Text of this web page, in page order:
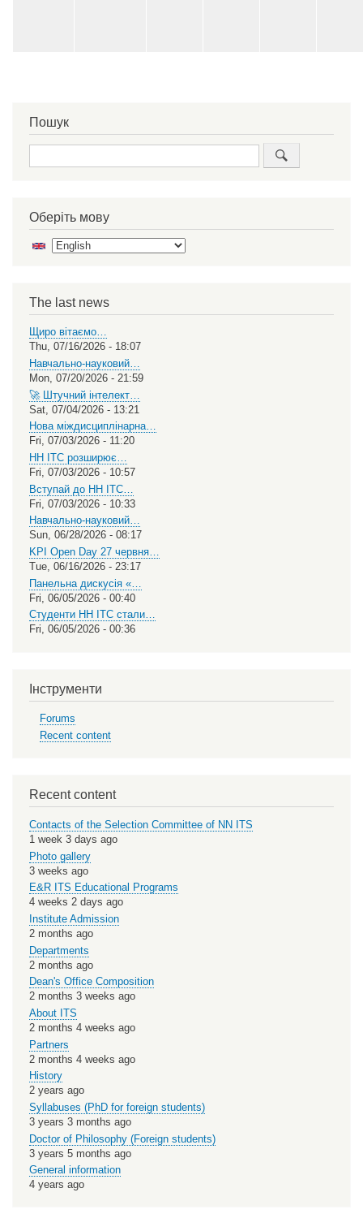
Пошук
Оберіть мову
The last news
Щиро вітаємо…
Thu, 07/16/2026 - 18:07
Навчально-науковий…
Mon, 07/20/2026 - 21:59
🚀 Штучний інтелект…
Sat, 07/04/2026 - 13:21
Нова міждисциплінарна…
Fri, 07/03/2026 - 11:20
НН ІТС розширює…
Fri, 07/03/2026 - 10:57
Вступай до НН ІТС…
Fri, 07/03/2026 - 10:33
Навчально-науковий…
Sun, 06/28/2026 - 08:17
KPI Open Day 27 червня…
Tue, 06/16/2026 - 23:17
Панельна дискусія «…
Fri, 06/05/2026 - 00:40
Студенти НН ІТС стали…
Fri, 06/05/2026 - 00:36
Інструменти
Forums
Recent content
Recent content
Contacts of the Selection Committee of NN ITS
1 week 3 days ago
Photo gallery
3 weeks ago
E&R ITS Educational Programs
4 weeks 2 days ago
Institute Admission
2 months ago
Departments
2 months ago
Dean's Office Composition
2 months 3 weeks ago
About ITS
2 months 4 weeks ago
Partners
2 months 4 weeks ago
History
2 years ago
Syllabuses (PhD for foreign students)
3 years 3 months ago
Doctor of Philosophy (Foreign students)
3 years 5 months ago
General information
4 years ago